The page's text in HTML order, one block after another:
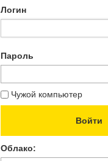
Логин
Пароль
Чужой компьютер
Облако: